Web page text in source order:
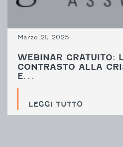
Marzo 21, 2025
WEBINAR GRATUITO:
CONTRASTO ALLA
E…
LEGGI TUTTO